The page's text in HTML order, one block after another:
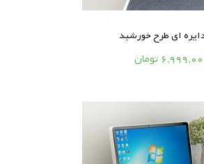
ای طرح خورشید


تومان